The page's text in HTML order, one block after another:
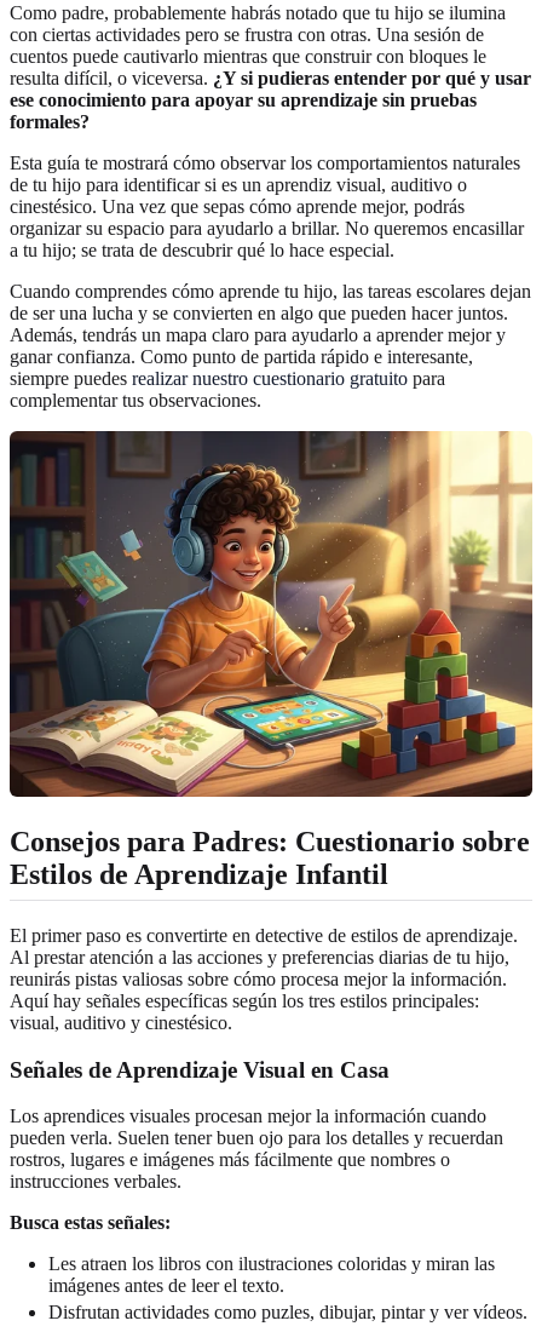
Como padre, probablemente habrás notado que tu hijo se ilumina
con ciertas actividades pero se frustra con otras. Una sesión de
cuentos puede cautivarlo mientras que construir con bloques le
resulta difícil, o viceversa. ¿Y si pudieras entender por qué y usar
ese conocimiento para apoyar su aprendizaje sin pruebas
formales?
Esta guía te mostrará cómo observar los comportamientos naturales
de tu hijo para identificar si es un aprendiz visual, auditivo o
cinestésico. Una vez que sepas cómo aprende mejor, podrás
organizar su espacio para ayudarlo a brillar. No queremos encasillar
a tu hijo; se trata de descubrir qué lo hace especial.
Cuando comprendes cómo aprende tu hijo, las tareas escolares dejan
de ser una lucha y se convierten en algo que pueden hacer juntos.
Además, tendrás un mapa claro para ayudarlo a aprender mejor y
ganar confianza. Como punto de partida rápido e interesante,
siempre puedes realizar nuestro cuestionario gratuito para
complementar tus observaciones.
Consejos para Padres: Cuestionario sobre
Estilos de Aprendizaje Infantil
El primer paso es convertirte en detective de estilos de aprendizaje.
Al prestar atención a las acciones y preferencias diarias de tu hijo,
reunirás pistas valiosas sobre cómo procesa mejor la información.
Aquí hay señales específicas según los tres estilos principales:
visual, auditivo y cinestésico.
Señales de Aprendizaje Visual en Casa
Los aprendices visuales procesan mejor la información cuando
pueden verla. Suelen tener buen ojo para los detalles y recuerdan
rostros, lugares e imágenes más fácilmente que nombres o
instrucciones verbales.
Busca estas señales:
Les atraen los libros con ilustraciones coloridas y miran las
imágenes antes de leer el texto.
Disfrutan actividades como puzles, dibujar, pintar y ver vídeos.